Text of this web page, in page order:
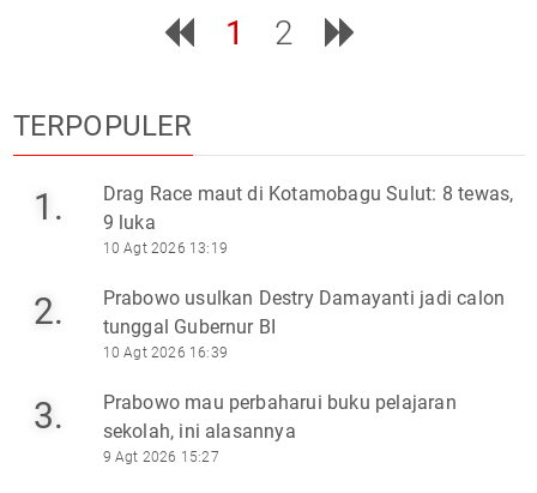
1 2
TERPOPULER
1.
Drag Race maut di Kotamobagu Sulut: 8 tewas,
9 luka
10 Agt 2026 13:19
2.
Prabowo usulkan Destry Damayanti jadi calon
tunggal Gubernur BI
10 Agt 2026 16:39
3.
Prabowo mau perbaharui buku pelajaran
sekolah, ini alasannya
9 Agt 2026 15:27